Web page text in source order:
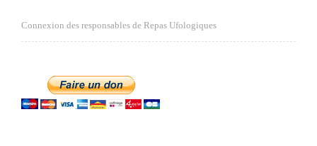
Connexion des responsables de Repas Ufologiques